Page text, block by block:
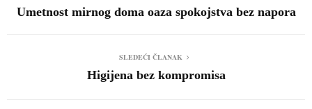
Umetnost mirnog doma oaza spokojstva bez napora
SLEDEĆI ČLANAK
Higijena bez kompromisa